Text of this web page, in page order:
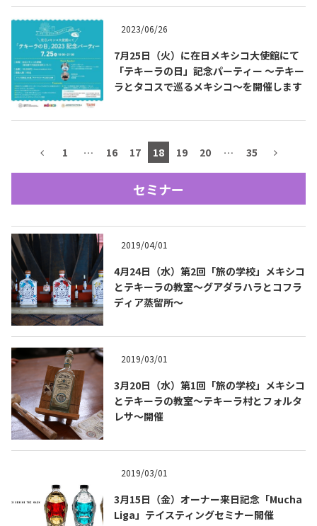
メキシコの記念日
トピックス一覧
お問合せ テキーラ・メスカルが飲める
バー＆レストラン
Bar & Restaurant
Tequila Journal SNS 在日メキシコ大使館 SNS
2023/06/26
7月25日（火）に在日メキシコ大使館にて
「テキーラの日」記念パーティー ～テキー
ラとタコスで巡るメキシコ～を開催します
1 … 16 17 18 19 20 … 35
セミナー
2019/04/01
4月24日（水）第2回「旅の学校」メキシコ
とテキーラの教室〜グアダラハラとコフラ
ディア蒸留所～
2019/03/01
3月20日（水）第1回「旅の学校」メキシコ
とテキーラの教室〜テキーラ村とフォルタ
レサ〜開催
2019/03/01
3月15日（金）オーナー来日記念「Mucha
Liga」テイスティングセミナー開催